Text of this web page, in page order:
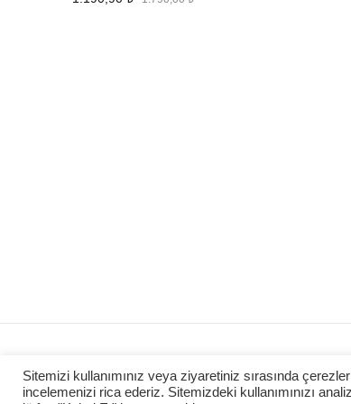
©2026 Kaizen Shop Üzgünüm, bu
site özel olarak ayrılmış!
Üyelik
Sitemizi kullanımınız veya ziyaretiniz sırasında
incelemenizi rica ederiz. Sitemizdeki kullanımınızı